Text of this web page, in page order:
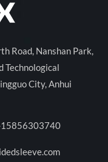
Road, Nanshan Park,
Technological
City, Anhui